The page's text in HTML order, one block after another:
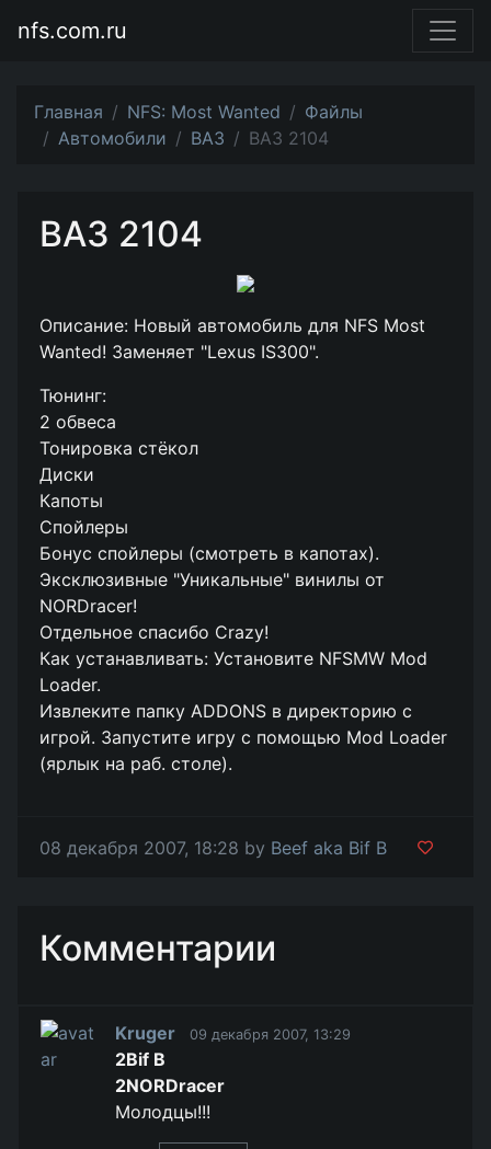
nfs.com.ru
Главная NFS: Most Wanted
Файлы
Автомобили
ВАЗ ВАЗ 2104
ВАЗ 2104
Описание: Новый автомобиль для NFS Most
Wanted! Заменяет "Lexus IS300".
Тюнинг:
2 обвеса
Тонировка стёкол
Диски
Капоты
Спойлеры
Бонус спойлеры (смотреть в капотах).
Эксклюзивные "Уникальные" винилы от
NORDracer!
Отдельное спасибо Crazy!
Как устанавливать: Установите NFSMW Mod
Loader.
Извлеките папку ADDONS в директорию с
игрой. Запустите игру с помощью Mod Loader
(ярлык на раб. столе).
08 декабря 2007, 18:28 by Beef aka Bif B
Комментарии
Kruger 09 декабря 2007, 13:29
2Bif B
2NORDracer
Молодцы!!!